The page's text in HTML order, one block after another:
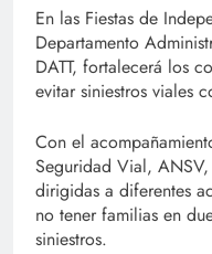
En las Fiestas de
Departamento
DATT, fortalecerá los
evitar siniestros viales
Con el
Seguridad Vial,
dirigidas a diferentes
no tener familias en
siniestros.